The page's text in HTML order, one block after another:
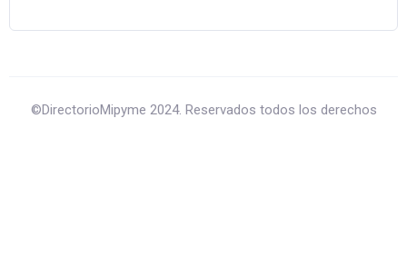
©DirectorioMipyme 2024. Reservados todos los derechos